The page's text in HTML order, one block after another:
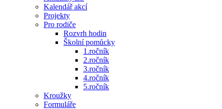
Kalendář akcí
Projekty
Pro rodiče
Rozvrh hodin
Školní pomůcky
1.ročník
2.ročník
3.ročník
4.ročník
5.ročník
Kroužky
Formuláře